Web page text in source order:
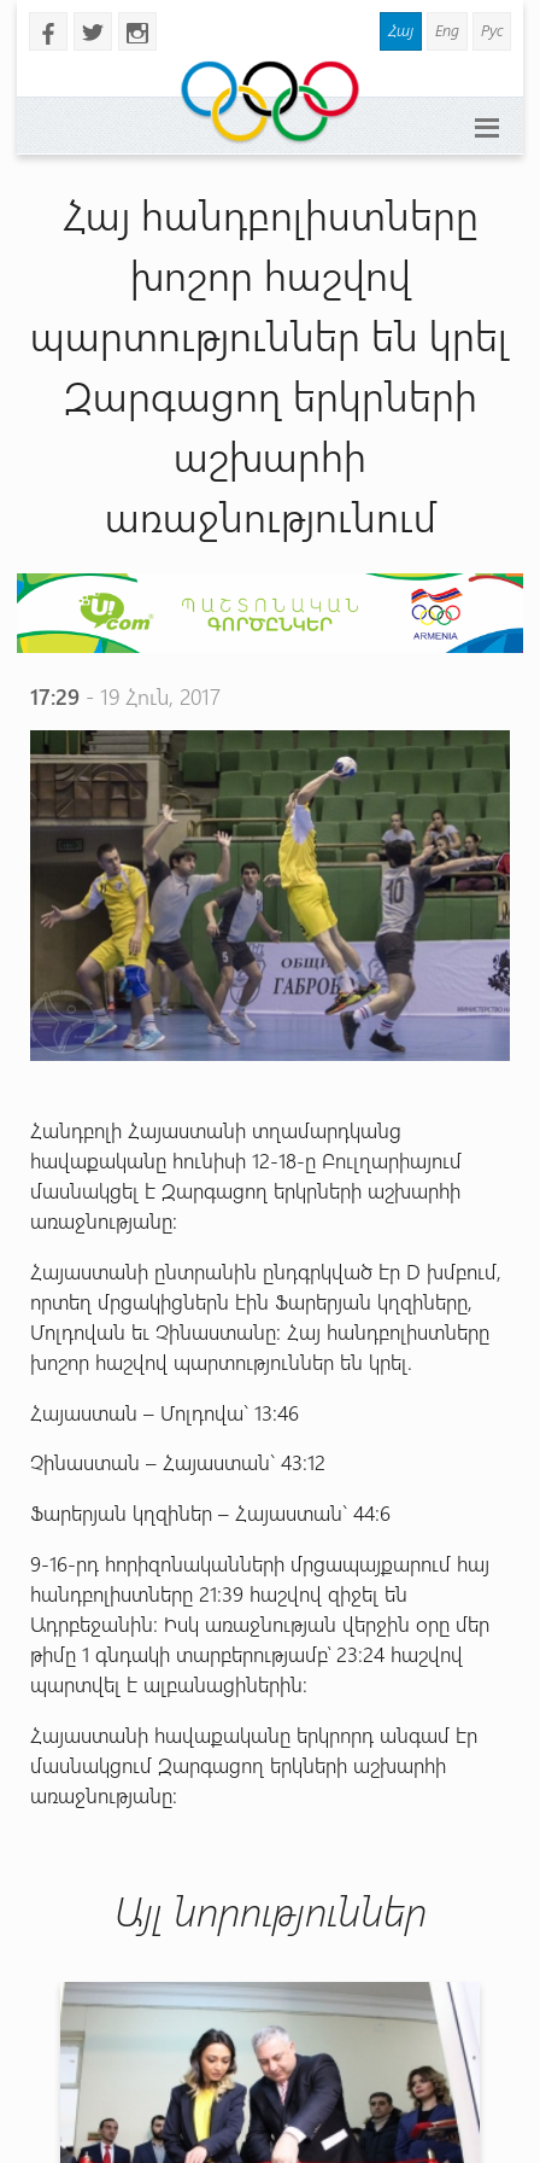
b a x Հայ Eng Рус
Հայ հանդբոլիստները
խոշոր հաշվով
պարտություններ են կրել
Զարգացող երկրների
աշխարհի
առաջնությունում
17:29- 19 Հուն, 2017
Հանդբոլի Հայաստանի տղամարդկանց
հավաքականը հունիսի 12-18-ը Բուլղարիայում
մասնակցել է Զարգացող երկրների աշխարհի
առաջնությանը:
Հայաստանի ընտրանին ընդգրկված էր D խմբում,
որտեղ մրցակիցներն էին Ֆարերյան կղզիները,
Մոլդովան եւ Չինաստանը: Հայ հանդբոլիստները
խոշոր հաշվով պարտություններ են կրել.
Հայաստան – Մոլդովա` 13:46
Չինաստան – Հայաստան` 43:12
Ֆարերյան կղզիներ – Հայաստան` 44:6
9-16-րդ հորիզոնականների մրցապայքարում հայ
հանդբոլիստները 21:39 հաշվով զիջել են
Ադրբեջանին: Իսկ առաջնության վերջին օրը մեր
թիմը 1 գնդակի տարբերությամբ՝ 23:24 հաշվով
պարտվել է ալբանացիներին:
Հայաստանի հավաքականը երկրորդ անգամ էր
մասնակցում Զարգացող երկների աշխարհի
առաջնությանը:
Այլ նորություններ